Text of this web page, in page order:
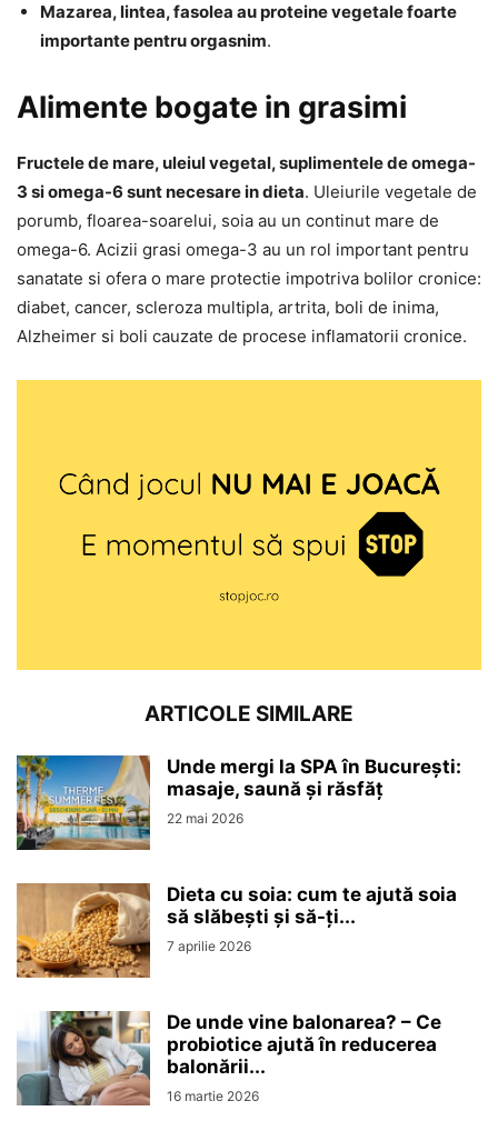
Mazarea, lintea, fasolea au proteine vegetale foarte
importante pentru orgasnim.
Alimente bogate in grasimi
Fructele de mare, uleiul vegetal, suplimentele de omega-
3 si omega-6 sunt necesare in dieta. Uleiurile vegetale de
porumb, floarea-soarelui, soia au un continut mare de
omega-6. Acizii grasi omega-3 au un rol important pentru
sanatate si ofera o mare protectie impotriva bolilor cronice:
diabet, cancer, scleroza multipla, artrita, boli de inima,
Alzheimer si boli cauzate de procese inflamatorii cronice.
ARTICOLE SIMILARE
Unde mergi la SPA în București:
masaje, saună și răsfăț
22 mai 2026
Dieta cu soia: cum te ajută soia
să slăbești și să-ți...
7 aprilie 2026
De unde vine balonarea? – Ce
probiotice ajută în reducerea
balonării...
16 martie 2026